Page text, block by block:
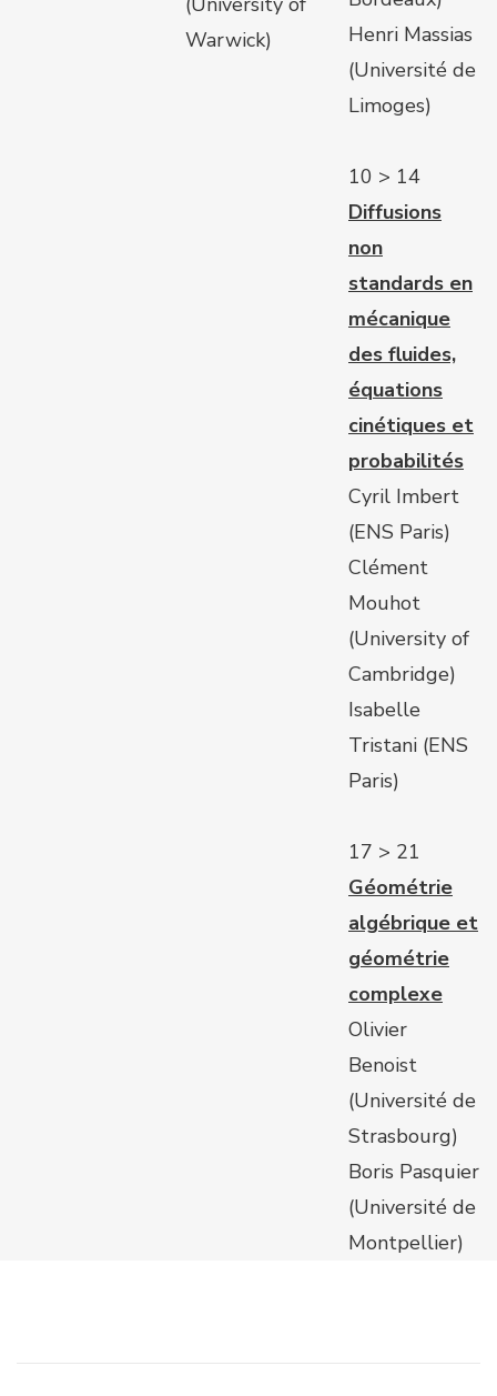
Warwick)
Henri Massias
(Université de
Limoges)
10 > 14
Diffusions
non
standards en
mécanique
des fluides,
équations
cinétiques et
probabilités
Cyril Imbert
(ENS Paris)
Clément
Mouhot
(University of
Cambridge)
Isabelle
Tristani (ENS
Paris)
17 > 21
Géométrie
algébrique et
géométrie
complexe
Olivier
Benoist
(Université de
Strasbourg)
Boris Pasquier
(Université de
Montpellier)